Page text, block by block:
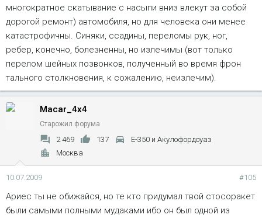
много­кратное скатывание с насыпи вниз влекут за собой
дорогой ремонт) автомобиля, но для человека они менее
катастрофичны. Синяки, ccaдины, переломы рук, ног,
ребер, конечно, болезненны, но излечимы (вот только
перелом шейных позвонков, полученный во время фрон
тального столкновения, к сожалению, неизлечим).
Macar_4x4
Старожил форума
2 469 137
Е-350 и Акулофордоуаз
Москва
10.07.2009 #105
Ариес ты не обижайся, но те кто придумал твой стосоракет
были самыми полными мудаками ибо он был одной из